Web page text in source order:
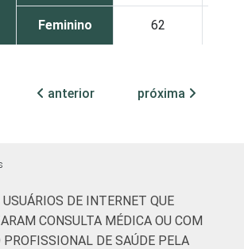
Feminino 62
De 16 a 24
anos
62
anterior próxima
DE INTERNET QUE
CONSULTA MÉDICA OU COM
PROFISSIONAL DE SAÚDE PELA